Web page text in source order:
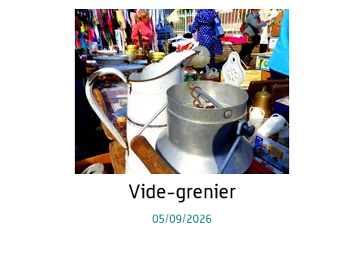
Vide-grenier
05/09/2026